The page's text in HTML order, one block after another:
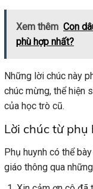
Xem thêm Con
phù hợp nhất?
Những lời chúc này
chúc mừng, thể hiện
của học trò cũ.
Lời chúc từ phụ
Phụ huynh có thể
giáo thông qua